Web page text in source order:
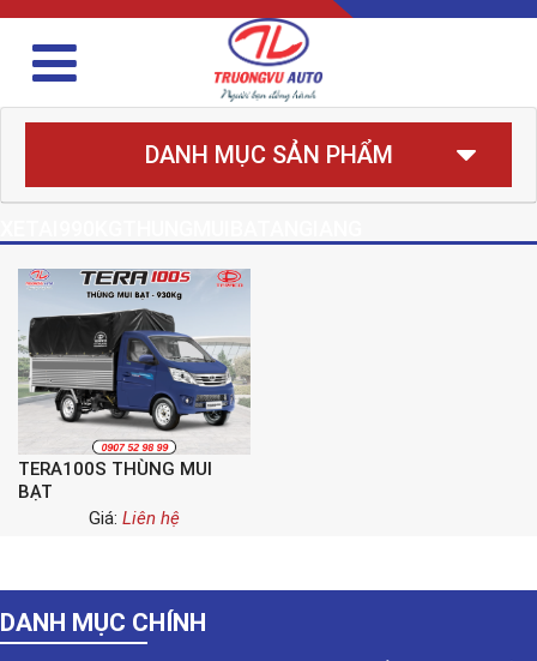
DANH MỤC SẢN PHẨM
TERA100S THÙNG MUI
BẠT
Giá: Liên hệ
DANH MỤC CHÍNH